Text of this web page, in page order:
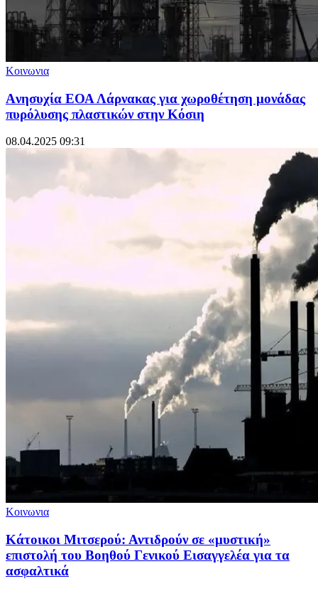
Κοινωνια
Aνησυχία ΕΟΑ Λάρνακας για χωροθέτηση μονάδας
πυρόλυσης πλαστικών στην Κόσιη
08.04.2025 09:31
Κοινωνια
Κάτοικοι Μιτσερού: Αντιδρούν σε «μυστική»
επιστολή του Βοηθού Γενικού Εισαγγελέα για τα
ασφαλτικά